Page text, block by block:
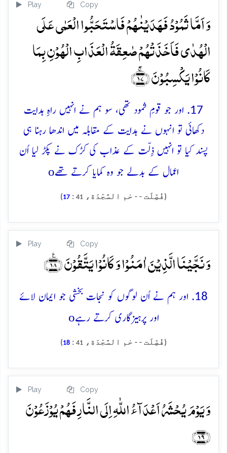
Play Copy
وَ اَمَّا ثَمُوۡدُ فَہَدَیۡنٰہُمۡ فَاسۡتَحَبُّوا الۡعَمٰی عَلَی
الۡہُدٰی فَاَخَذَتۡہُمۡ صٰعِقَۃُ الۡعَذَابِ الۡہُوۡنِ بِمَا
کَانُوۡا یَکۡسِبُوۡنَ ﴿ۚ۱۷﴾
17. اور جو قومِ ثمود تھی، سو ہم نے انہیں راہِ ہدایت
دکھائی تو انہوں نے ہدایت کے مقابلہ میں اندھا رہنا ہی
پسند کیا تو انہیں ذِلّت کے عذاب کی کڑک نے پکڑ لیا اُن
اعمال کے بدلے جو وہ کمایا کرتے تھےo
(فُصِّلَت - - حٰم السَّجْدَة، 41
:
17
)
Play Copy
وَ نَجَّیۡنَا الَّذِیۡنَ اٰمَنُوۡا وَ کَانُوۡا یَتَّقُوۡنَ ﴿٪۱۸﴾
18. اور ہم نے اُن لوگوں کو نجات بخشی جو ایمان لائے
اور پرہیزگاری کرتے رہےo
(فُصِّلَت - - حٰم السَّجْدَة، 41
:
18
)
Play Copy
وَ یَوۡمَ یُحۡشَرُ اَعۡدَآءُ اللّٰہِ اِلَی النَّارِ فَہُمۡ یُوۡزَعُوۡنَ
﴿۱۹﴾